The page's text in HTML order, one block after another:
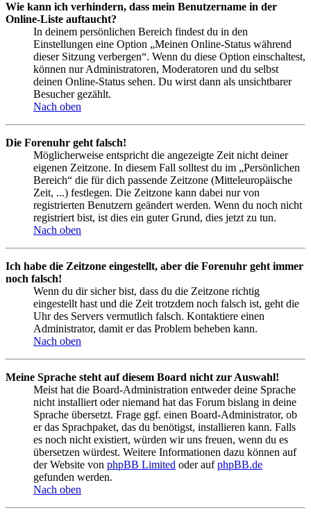
Wie kann ich verhindern, dass mein Benutzername in der
Online-Liste auftaucht?
In deinem persönlichen Bereich findest du in den
Einstellungen eine Option „Meinen Online-Status während
dieser Sitzung verbergen“. Wenn du diese Option einschaltest,
können nur Administratoren, Moderatoren und du selbst
deinen Online-Status sehen. Du wirst dann als unsichtbarer
Besucher gezählt.
Nach oben
Die Forenuhr geht falsch!
Möglicherweise entspricht die angezeigte Zeit nicht deiner
eigenen Zeitzone. In diesem Fall solltest du im „Persönlichen
Bereich“ die für dich passende Zeitzone (Mitteleuropäische
Zeit, ...) festlegen. Die Zeitzone kann dabei nur von
registrierten Benutzern geändert werden. Wenn du noch nicht
registriert bist, ist dies ein guter Grund, dies jetzt zu tun.
Nach oben
Ich habe die Zeitzone eingestellt, aber die Forenuhr geht immer
noch falsch!
Wenn du dir sicher bist, dass du die Zeitzone richtig
eingestellt hast und die Zeit trotzdem noch falsch ist, geht die
Uhr des Servers vermutlich falsch. Kontaktiere einen
Administrator, damit er das Problem beheben kann.
Nach oben
Meine Sprache steht auf diesem Board nicht zur Auswahl!
Meist hat die Board-Administration entweder deine Sprache
nicht installiert oder niemand hat das Forum bislang in deine
Sprache übersetzt. Frage ggf. einen Board-Administrator, ob
er das Sprachpaket, das du benötigst, installieren kann. Falls
es noch nicht existiert, würden wir uns freuen, wenn du es
übersetzen würdest. Weitere Informationen dazu können auf
der Website von phpBB Limited oder aufphpBB.de
gefunden werden.
Nach oben